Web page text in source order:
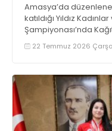
Amasya’da
katıldığı Yıldız
Şampiyonası’nda
madalya kazandı.
22 Temmuz 2026